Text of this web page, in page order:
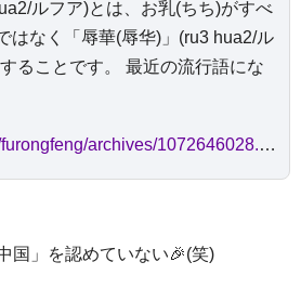
ルフア)とは、お乳(ちち)がすべ
はなく「辱華(辱华)」(ru3 hua2/ル
ることです。 最近の流行語にな
http://blog.livedoor.jp/furongfeng/archives/1072646028.html
国」を認めていない🎉(笑)